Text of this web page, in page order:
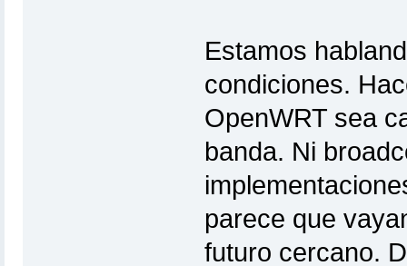
Estamos
condiciones.
OpenWRT sea
banda. Ni
parece que
futuro cercano.